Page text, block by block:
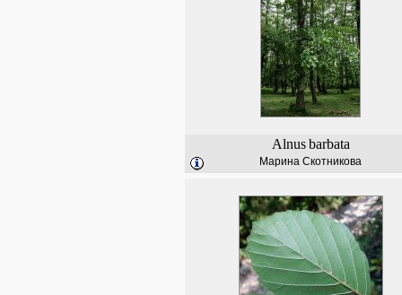
Alnus barbata
Марина Скотникова